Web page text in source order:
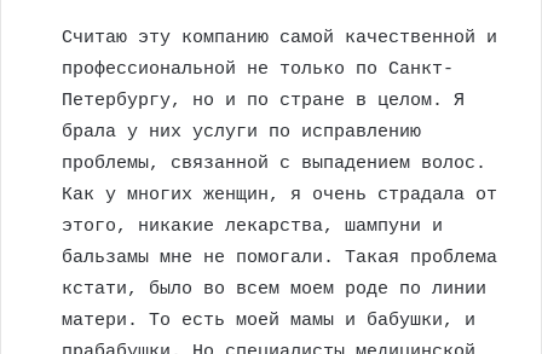
Считаю эту компанию самой качественной и
профессиональной не только по Санкт-
Петербургу, но и по стране в целом. Я
брала у них услуги по исправлению
проблемы, связанной с выпадением волос.
Как у многих женщин, я очень страдала от
этого, никакие лекарства, шампуни и
бальзамы мне не помогали. Такая проблема
кстати, было во всем моем роде по линии
матери. То есть моей мамы и бабушки, и